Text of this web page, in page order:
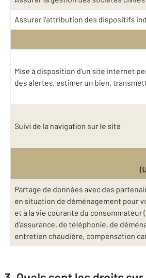
Assurer l'attribution des dispositifs
Mise à disposition d’un site internet
des alertes, estimer un bien,
Suivi de la navigation sur le site
Partage de données avec des
en situation de déménagement pour
et à la vie courante du consommateur
d’assurance, de téléphonie, de
entretien chaudière, compensation